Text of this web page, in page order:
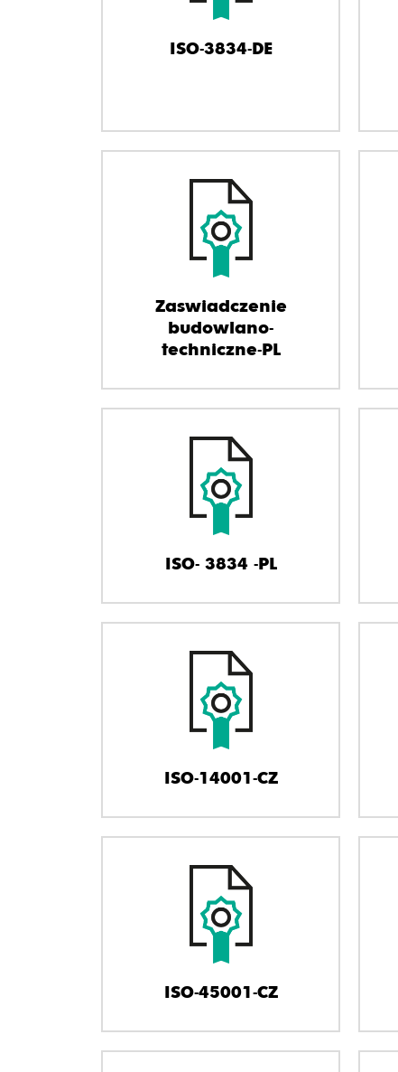
ISO-3834-DE
Zaswiadczenie
budowlano-
techniczne-PL
ISO- 3834 -PL
ISO-14001-CZ
ISO-45001-CZ